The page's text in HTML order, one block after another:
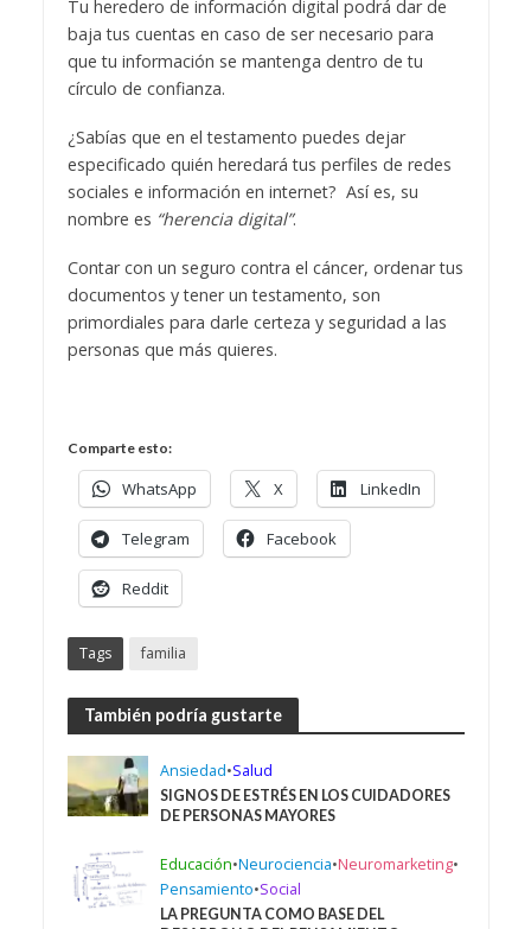
Tu heredero de información digital podrá dar de
baja tus cuentas en caso de ser necesario para
que tu información se mantenga dentro de tu
círculo de confianza.
¿Sabías que en el testamento puedes dejar
especificado quién heredará tus perfiles de redes
sociales e información en internet? Así es, su
nombre es “herencia digital”.
Contar con un seguro contra el cáncer, ordenar tus
documentos y tener un testamento, son
primordiales para darle certeza y seguridad a las
personas que más quieres.
Comparte esto:
WhatsApp X LinkedIn
Telegram Facebook
Reddit
Tags familia
También podría gustarte
Ansiedad•Salud
SIGNOS DE ESTRÉS EN LOS CUIDADORES
DE PERSONAS MAYORES
Educación•Neurociencia•Neuromarketing•
Pensamiento•Social
LA PREGUNTA COMO BASE DEL